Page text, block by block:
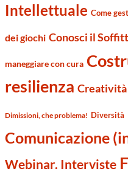
Intellettuale Come
dei giochi Conosci il
maneggiare con cura
resilienza Creatività
Dimissioni, che problema! Diversità
Comunicazione
Webinar. Interviste